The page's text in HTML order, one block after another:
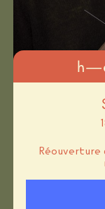
Réouverture